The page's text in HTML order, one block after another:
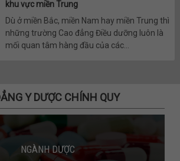
khu vực miền Trung
Dù ở miền Bắc, miền Nam hay miền Trung thì
những trường Cao đẳng Điều dưỡng luôn là
mối quan tâm hàng đầu của các...
Y DƯỢC CHÍNH QUY
NGÀNH DƯỢC